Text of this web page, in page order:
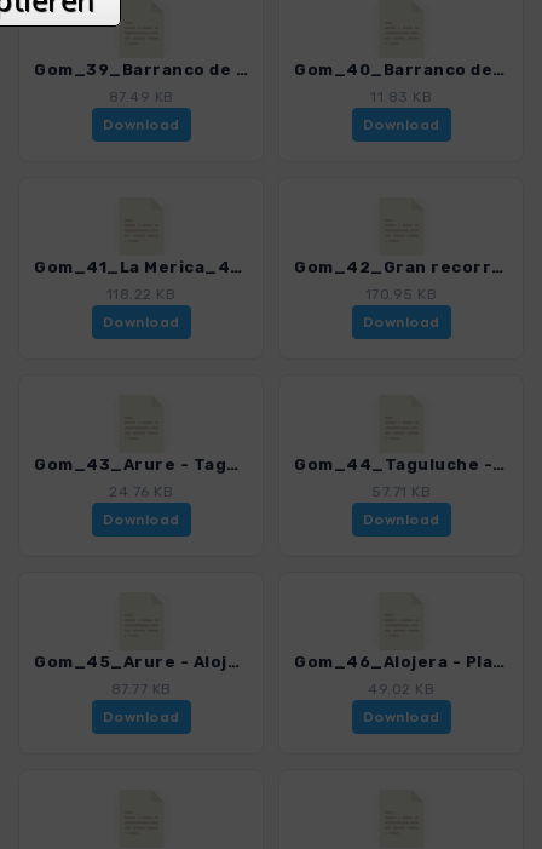
Gom_39_Barranco de Argaga_4007_15.gpx
87.49 KB
Download
Gom_40_Barranco de Arure_4007_15.gpx
11.83 KB
Download
Gom_41_La Merica_4007_15.gpx
118.22 KB
Download
Gom_42_Gran recorrido Valle Gran Rey_4007_15.gpx
170.95 KB
Download
Gom_43_Arure - Taguluche_4007_15.gpx
24.76 KB
Download
Gom_44_Taguluche - Tejeleche_4007_15.gpx
57.71 KB
Download
Gom_45_Arure - Alojera_4007_15.gpx
87.77 KB
Download
Gom_46_Alojera - Playa del Trigo_4007_15.gpx
49.02 KB
Download